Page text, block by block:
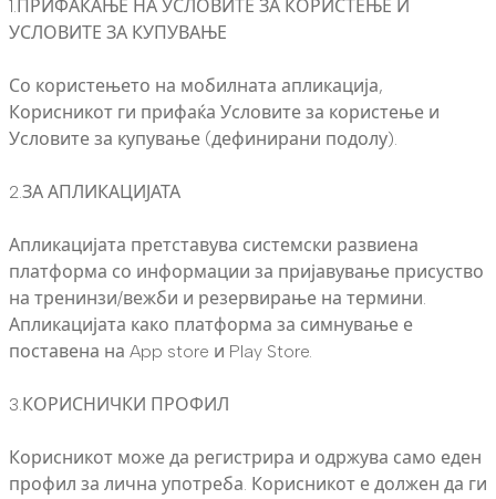
1.ПРИФАЌАЊЕ НА УСЛОВИТЕ ЗА КОРИСТЕЊЕ И
УСЛОВИТЕ ЗА КУПУВАЊЕ
Со користењето на мобилната апликација,
Корисникот ги прифаќа Условите за користење и
Условите за купување (дефинирани подолу).
2.ЗА АПЛИКАЦИЈАТА
Апликацијата претставува системски развиена
платформа со информации за пријавување присуство
на тренинзи/вежби и резервирање на термини.
Апликацијата како платформа за симнување е
поставена на App store и Play Store.
3.КОРИСНИЧКИ ПРОФИЛ
Корисникот може да регистрира и одржува само еден
профил за лична употреба. Корисникот е должен да ги